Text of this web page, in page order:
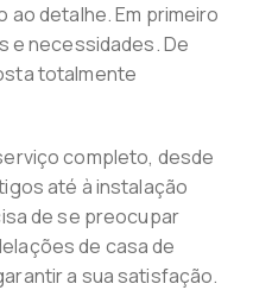
ao detalhe. Em primeiro
e necessidades. De
totalmente
completo, desde
até à instalação
de se preocupar
de casa de
a sua satisfação.